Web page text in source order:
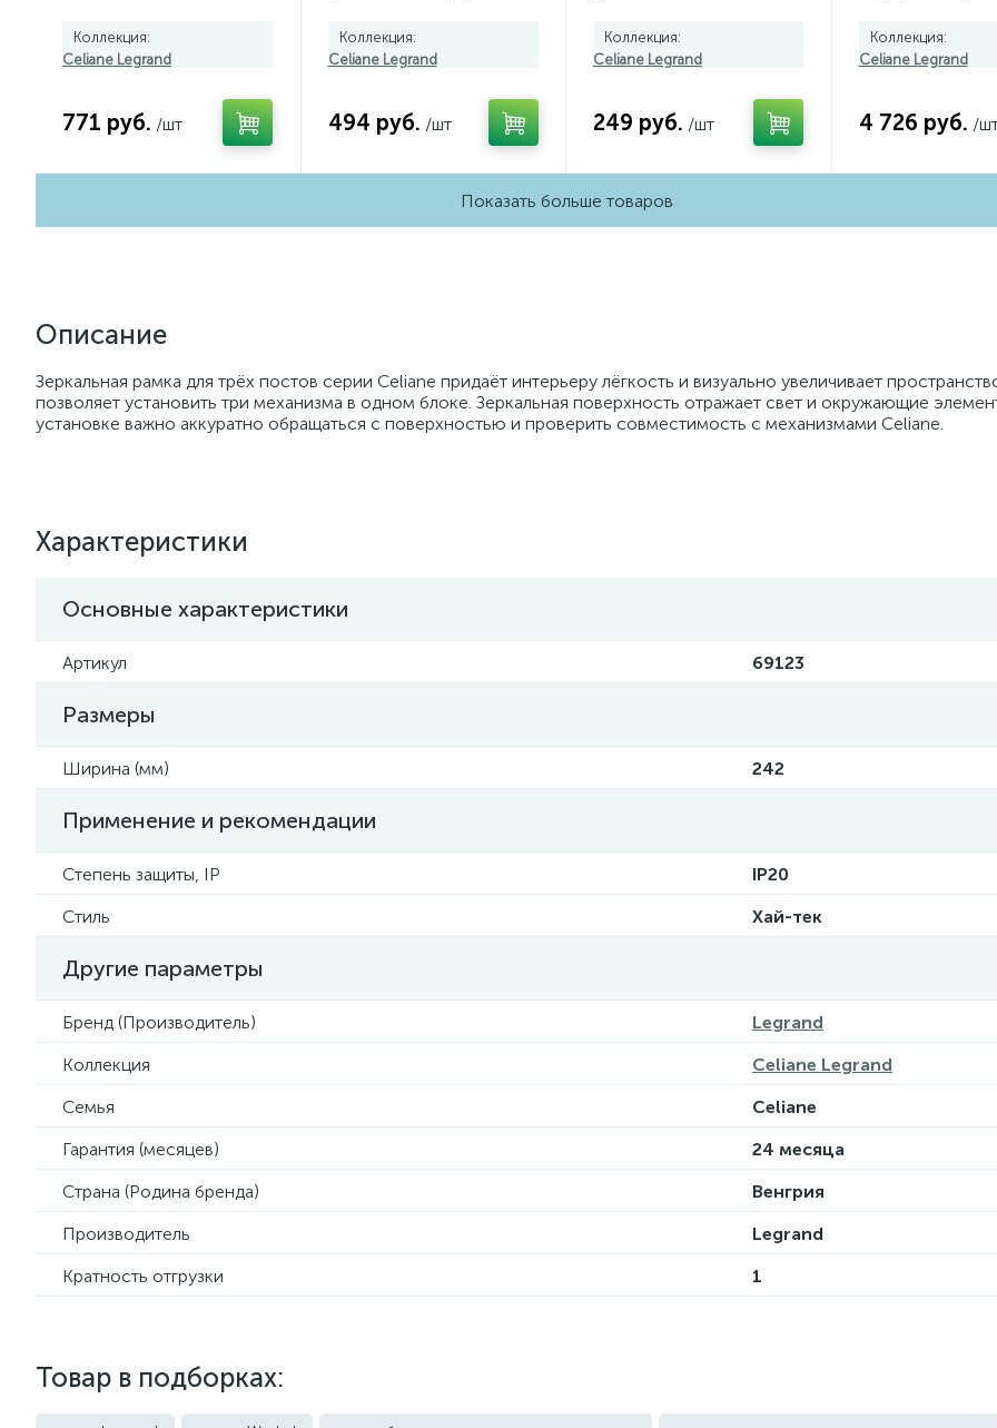
Коллекция:
Celiane Legrand
771 руб. /шт
Коллекция:
Celiane Legrand
494 руб. /шт
Коллекция:
Celiane Legrand
249 руб. /шт
Коллекция:
Celiane Legrand
4 726 руб. /
Показать больше товаров
Описание
Зеркальная рамка для трёх постов серии Celiane придаёт интерьеру лёгкость и визуально увеличивает
позволяет установить три механизма в одном блоке. Зеркальная поверхность отражает свет и окружающие
установке важно аккуратно обращаться с поверхностью и проверить совместимость с механизмами Celiane.
Характеристики
Основные характеристики
Артикул 69123
Размеры
Ширина (мм) 242
Применение и рекомендации
Степень защиты, IP
IP20
Стиль
Хай-тек
Другие параметры
Бренд (Производитель)
Legrand
Коллекция
Celiane Legrand
Семья
Celiane
Гарантия (месяцев)
24 месяца
Страна (Родина бренда)
Венгрия
Производитель
Legrand
Кратность отгрузки
1
Товар в подборках: